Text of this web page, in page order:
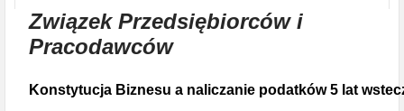
Związek Przedsiębiorców i
Pracodawców
Konstytucja Biznesu a naliczanie podatków 5 lat